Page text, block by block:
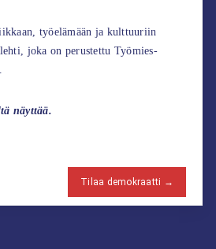
työelämään ja kulttuuriin
joka on perustettu Työmies-
näyttää.
Tilaa demokraatti →